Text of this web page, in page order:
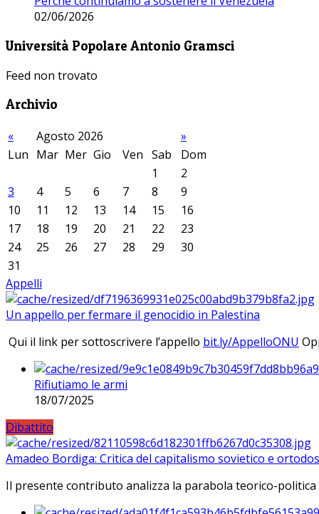
02/06/2026
Università Popolare Antonio Gramsci
Feed non trovato
Archivio
« Agosto 2026
»
Lun Mar Mer Gio Ven Sab
Dom
1
2
3
4 5 6 7 8
9
10
11 12 13 14 15
16
17
18 19 20 21 22
23
24
25 26 27 28 29
30
31
Appelli
Un appello per fermare il genocidio in Palestina
Qui il link per sottoscrivere l’appello bit.ly/AppelloONU
Rifiutiamo le armi
18/07/2025
Dibattito
Amadeo Bordiga: Critica del capitalismo sovietico e
Il presente contributo analizza la parabola teorico-